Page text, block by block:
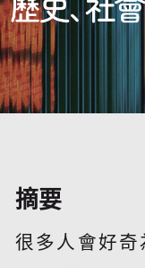
摘要
很多人會好奇